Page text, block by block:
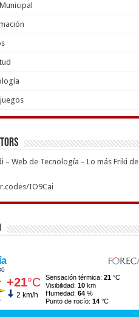
– Web de Tecnología – Lo más Friki de
IO9Cai